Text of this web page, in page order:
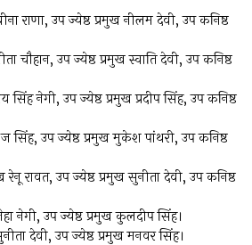
राणा, उप ज्येष्ठ प्रमुख नीलम देवी, उप कनिष्ठ
चौहान, उप ज्येष्ठ प्रमुख स्वाति देवी, उप कनिष्ठ
नेगी, उप ज्येष्ठ प्रमुख प्रदीप सिंह, उप कनिष्ठ
सिंह, उप ज्येष्ठ प्रमुख मुकेश पांथरी, उप कनिष्ठ
रावत, उप ज्येष्ठ प्रमुख सुनीता देवी, उप कनिष्ठ
नेगी, उप ज्येष्ठ प्रमुख कुलदीप सिंह।
देवी, उप ज्येष्ठ प्रमुख मनवर सिंह।